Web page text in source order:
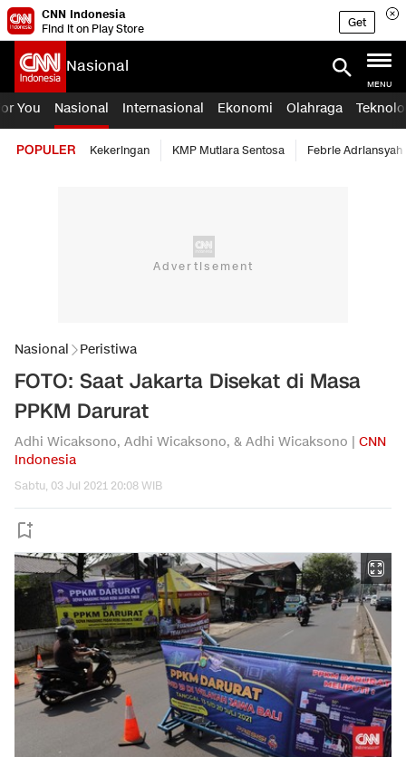
CNN Indonesia
Find it on Play Store
Get
Nasional
MENU
You Nasional Internasional Ekonomi Olahraga
POPULER Kekeringan KMP Mutiara Sentosa Febrie Adriansyah
Nasional Peristiwa
FOTO: Saat Jakarta Disekat di Masa
PPKM Darurat
Adhi Wicaksono, Adhi Wicaksono, & Adhi Wicaksono | CNN
Indonesia
Sabtu, 03 Jul 2021 20:08 WIB